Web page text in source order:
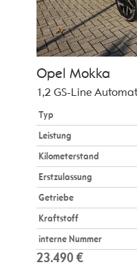
Opel Mokka
1,2 GS-Line
Typ
Leistung
Kilometerstand
Erstzulassung
Getriebe
Kraftstoff
interne Nummer
23.490 €